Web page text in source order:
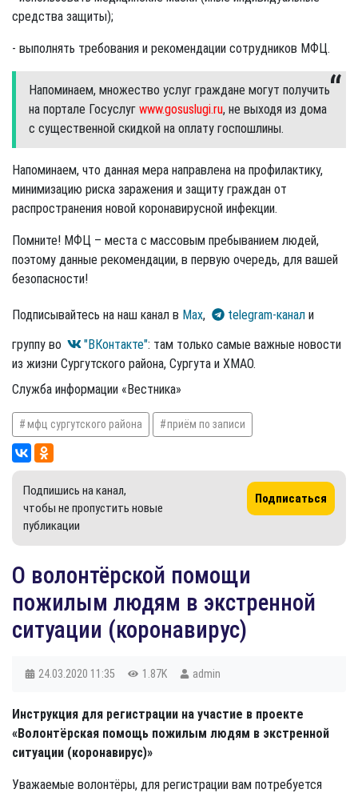
средства защиты);
- выполнять требования и рекомендации сотрудников МФЦ.
Напоминаем, множество услуг граждане могут получить
на портале Госуслуг www.gosuslugi.ru, не выходя из дома
с существенной скидкой на оплату госпошлины.
Напоминаем, что данная мера направлена на профилактику,
минимизацию риска заражения и защиту граждан от
распространения новой коронавирусной инфекции.
Помните! МФЦ – места с массовым пребыванием людей,
поэтому данные рекомендации, в первую очередь, для вашей
безопасности!
Подписывайтесь на наш канал в Max, telegram-канал и
группу во
"ВКонтакте": там только самые важные новости
из жизни Сургутского района, Сургута и ХМАО.
Служба информации «Вестника»
мфц сургутского района приём по записи
Подпишись на канал,
чтобы не пропустить новые
публикации
Подписаться
О волонтёрской помощи
пожилым людям в экстренной
ситуации (коронавирус)
24.03.2020 11:35 1.87K admin
Инструкция для регистрации на участие в проекте
«Волонтёрская помощь пожилым людям в экстренной
ситуации (коронавирус)»
Уважаемые волонтёры, для регистрации вам потребуется